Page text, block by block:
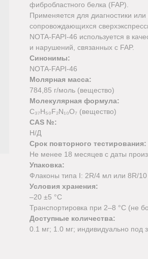
фибробластного белка (FAP).
Применяется для диагностики
сопровождающихся
NOTA-FAPI-46 используется в
и нарушений, связанных с FAP.
Синонимы:
NOTA-FAPI-46
Молярная масса:
784,85 г/моль (вещество)
Молекулярная формула:
C₃₇H₅₀F₂N₁₀O₇ (вещество)
CAS №:
Н/Д
Срок повторного тестирования:
Не менее 18 месяцев с даты
Упаковка:
Флаконы типа I: 2R/4 мл или 8R/
Условия хранения:
–20 ±5 °C
Транспортировка при 2–8 °C (не
Доступные количества:
0.1 мг; 1.0 мг; индивидуально под